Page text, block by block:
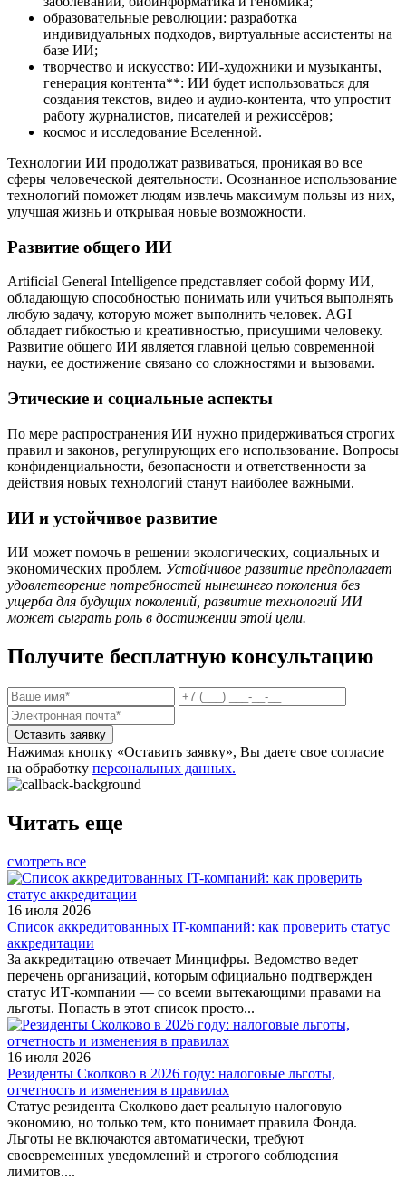
образовательные революции: разработка
индивидуальных подходов, виртуальные ассистенты на
базе ИИ;
творчество и искусство: ИИ-художники и музыканты,
генерация контента**: ИИ будет использоваться для
создания текстов, видео и аудио-контента, что упростит
работу журналистов, писателей и режиссёров;
космос и исследование Вселенной.
Технологии ИИ продолжат развиваться, проникая во все
сферы человеческой деятельности. Осознанное использование
технологий поможет людям извлечь максимум пользы из них,
улучшая жизнь и открывая новые возможности.
Развитие общего ИИ
Artificial General Intelligence представляет собой форму ИИ,
обладающую способностью понимать или учиться выполнять
любую задачу, которую может выполнить человек. AGI
обладает гибкостью и креативностью, присущими человеку.
Развитие общего ИИ является главной целью современной
науки, ее достижение связано со сложностями и вызовами.
Этические и социальные аспекты
По мере распространения ИИ нужно придерживаться строгих
правил и законов, регулирующих его использование. Вопросы
конфиденциальности, безопасности и ответственности за
действия новых технологий станут наиболее важными.
ИИ и устойчивое развитие
ИИ может помочь в решении экологических, социальных и
экономических проблем. Устойчивое развитие предполагает
удовлетворение потребностей нынешнего поколения без
ущерба для будущих поколений, развитие технологий ИИ
может сыграть роль в достижении этой цели.
Получите бесплатную консультацию
Оставить заявку
Нажимая кнопку «Оставить заявку», Вы даете свое согласие
на обработку персональных данных.
Читать еще
смотреть все
16 июля 2026
Список аккредитованных IT-компаний: как проверить статус
аккредитации
За аккредитацию отвечает Минцифры. Ведомство ведет
перечень организаций, которым официально подтвержден
статус ИТ-компании — со всеми вытекающими правами на
льготы. Попасть в этот список просто...
16 июля 2026
Резиденты Сколково в 2026 году: налоговые льготы,
отчетность и изменения в правилах
Статус резидента Сколково дает реальную налоговую
экономию, но только тем, кто понимает правила Фонда.
Льготы не включаются автоматически, требуют
своевременных уведомлений и строгого соблюдения
лимитов....